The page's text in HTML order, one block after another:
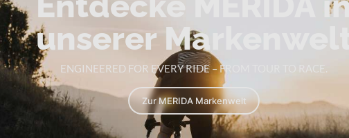
unserer
ENGINEERED FOR EVERY RIDE – FROM TOUR TO RACE.
Zur MERIDA Markenwelt